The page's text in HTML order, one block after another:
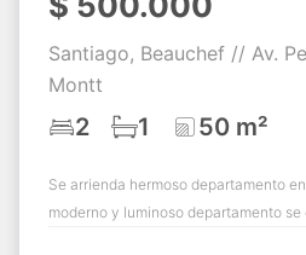
Santiago, Beauchef // Av.
Montt
2 1 50 m²
Se arrienda hermoso departamento
moderno y luminoso departamento